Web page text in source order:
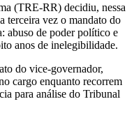
(TRE-RR) decidiu, nessa
terceira vez o mandato do
abuso de poder político e
anos de inelegibilidade.
do vice-governador,
cargo enquanto recorrem
para análise do Tribunal